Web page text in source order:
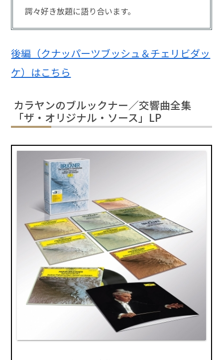
諤々好き放題に語り合います。
後編（クナッパーツブッシュ＆チェリビダッ
ケ）はこちら
カラヤンのブルックナー／交響曲全集
「ザ・オリジナル・ソース」LP